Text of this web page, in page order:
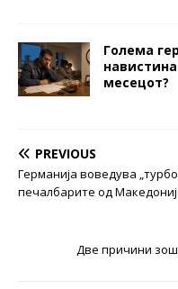
Голема
месецот?
PREVIOUS
Германија воведува
печалбарите од
Две причини